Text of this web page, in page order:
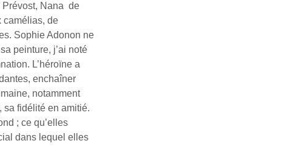
Prévost, Nana de
camélias, de
Sophie Adonon ne
peinture, j’ai noté
L’héroïne a
enchaîner
notamment
sa fidélité en amitié.
; ce qu’elles
dans lequel elles